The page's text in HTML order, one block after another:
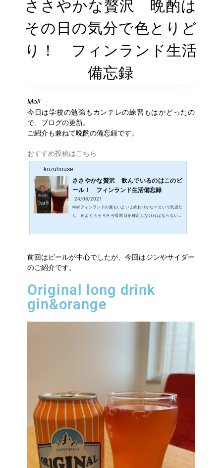
ささやかな贅沢 晩酌は
その日の気分で色とりど
り！ フィンランド生活
備忘録
Moi!
今日は学校の勉強もカンテレの練習もはかどったの
で、ブログの更新。
ご紹介も兼ねて晩酌の備忘録です。
おすすめ投稿はこちら
kozuhouse
ささやかな贅沢 飲んでいるのはこのビ
ール！ フィンランド生活備忘録
24/08/2021
Moi!フィンランドの夏もいよいよ終わりかなーという気温だ
し、何よりもそろそろ帰国日を確定しなければならないの
ンペレにもクラフトビールがたくさんありますが・・・まず
このビールはNo…
前回はビールが中心でしたが、今回はジンやサイダー
のご紹介です。
Original long drink
gin&orange